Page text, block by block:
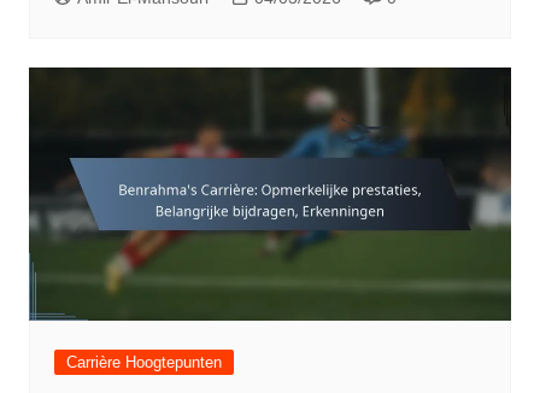
Carrière Hoogtepunten